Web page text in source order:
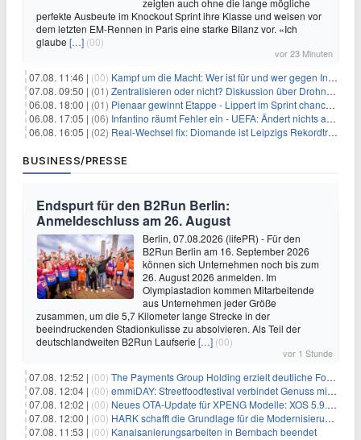
zeigten auch ohne die lange mögliche
perfekte Ausbeute im Knockout Sprint ihre Klasse und weisen vor
dem letzten EM-Rennen in Paris eine starke Bilanz vor. «Ich
glaube […] (00)
vor 23 Minuten
07.08. 11:46 | (00) Kampf um die Macht: Wer ist für und wer gegen Infantino?
07.08. 09:50 | (01) Zentralisieren oder nicht? Diskussion über Drohnenabwehr
06.08. 18:00 | (01) Pienaar gewinnt Etappe - Lippert im Sprint chancenlos
06.08. 17:05 | (06) Infantino räumt Fehler ein - UEFA: Ändert nichts an Boykott
06.08. 16:05 | (02) Real-Wechsel fix: Diomande ist Leipzigs Rekordtransfer
BUSINESS/PRESSE
Endspurt für den B2Run Berlin:
Anmeldeschluss am 26. August
Berlin, 07.08.2026 (lifePR) - Für den
B2Run Berlin am 16. September 2026
können sich Unternehmen noch bis zum
26. August 2026 anmelden. Im
Olympiastadion kommen Mitarbeitende
aus Unternehmen jeder Größe
zusammen, um die 5,7 Kilometer lange Strecke in der
beeindruckenden Stadionkulisse zu absolvieren. Als Teil der
deutschlandweiten B2Run Laufserie […] (00)
vor 1 Stunde
07.08. 12:52 | (00) The Payments Group Holding erzielt deutliche Fortschritte bei ihren AI-Projekten
07.08. 12:04 | (00) emmiDAY: Streetfoodfestival verbindet Genuss mit Engagement gegen Brustkrebs
07.08. 12:02 | (00) Neues OTA-Update für XPENG Modelle: XOS 5.9.5 erweitert Sicherheits-, Lade- und Komfortfunktionen
07.08. 12:00 | (00) HARK schafft die Grundlage für die Modernisierung seiner IBM i-Anwendungen
07.08. 11:53 | (00) Kanalsanierungsarbeiten in Bernbach beendet